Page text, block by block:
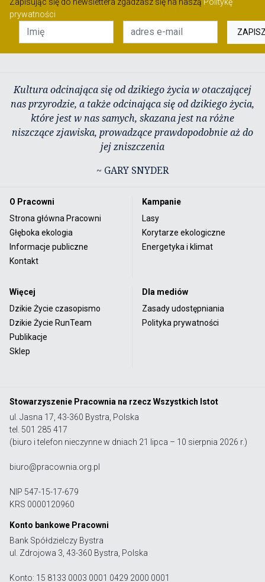
prywatności
Kultura odcinająca się od dzikiego życia w otaczającej
nas przyrodzie, a także odcinająca się od dzikiego życia,
które jest w nas samych, skazana jest na różne
niszczące zjawiska, prowadzące prawdopodobnie aż do
jej zniszczenia
~ GARY SNYDER
O Pracowni
Strona główna Pracowni
Głęboka ekologia
Informacje publiczne
Kontakt
Kampanie
Lasy
Korytarze ekologiczne
Energetyka i klimat
Więcej
Dzikie Życie czasopismo
Dzikie Życie RunTeam
Publikacje
Sklep
Dla mediów
Zasady udostępniania
Polityka prywatności
Stowarzyszenie Pracownia na rzecz Wszystkich Istot
ul. Jasna 17, 43-360 Bystra, Polska
tel. 501 285 417
(biuro i telefon nieczynne w dniach 21 lipca – 10 sierpnia 2026 r.)
biuro@pracownia.org.pl
NIP 547-15-17-679
KRS 0000120960
Konto bankowe Pracowni
Bank Spółdzielczy Bystra
ul. Zdrojowa 3, 43-360 Bystra, Polska
Konto: 15 8133 0003 0001 0429 2000 0001